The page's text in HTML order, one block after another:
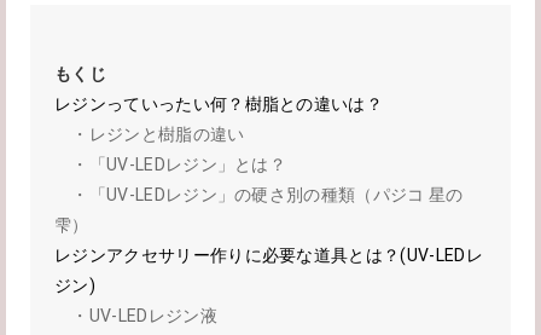
もくじ
レジンっていったい何？樹脂との違いは？
・レジンと樹脂の違い
・「UV-LEDレジン」とは？
・「UV-LEDレジン」の硬さ別の種類（パジコ 星の
雫）
レジンアクセサリー作りに必要な道具とは？(UV-LEDレ
ジン)
・UV-LEDレジン液